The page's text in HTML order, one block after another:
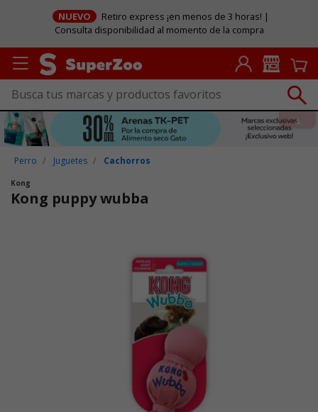
NUEVO
Retiro express ¡en menos de 3 horas! |
Consulta disponibilidad al momento de la compra
Perro Juguetes Cachorros
Kong
Kong puppy wubba